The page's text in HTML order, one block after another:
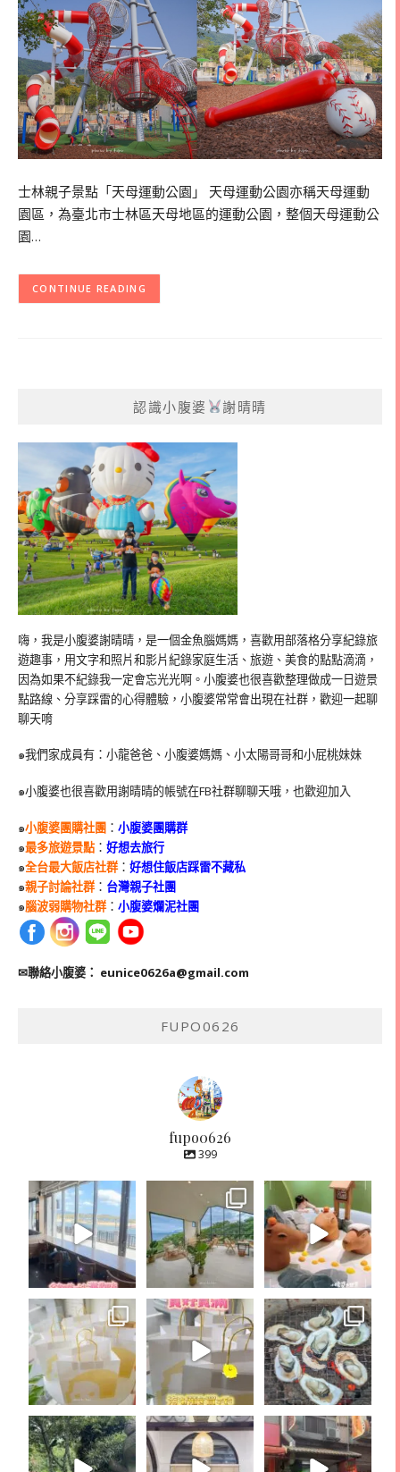
士林親子景點「天母運動公園」 天母運動公園亦稱天母運動
園區，為臺北市士林區天母地區的運動公園，整個天母運動公
園…
CONTINUE READING
認識小腹婆 謝晴晴
嗨，我是小腹婆謝晴晴，是一個金魚腦媽媽，喜歡用部落格分享紀錄旅
遊趣事，用文字和照片和影片紀錄家庭生活、旅遊、美食的點點滴滴，
因為如果不紀錄我一定會忘光光啊。小腹婆也很喜歡整理做成一日遊景
點路線、分享踩雷的心得體驗，小腹婆常常會出現在社群，歡迎一起聊
聊天唷
๑我們家成員有：小龍爸爸、小腹婆媽媽、小太陽哥哥和小屁桃妹妹
๑小腹婆也很喜歡用謝晴晴的帳號在FB社群聊聊天哦，也歡迎加入
๑小腹婆團購社團 ： 小腹婆團購群
๑最多旅遊景點： 好想去旅行
๑全台最大飯店社群： 好想住飯店踩雷不藏私
๑親子討論社群： 台灣親子社團
๑腦波弱購物社群： 小腹婆爛泥社團
✉聯絡小腹婆： eunice0626a@gmail.com
FUPO0626
fupo0626
399